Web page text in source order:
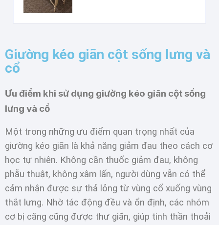
Giường kéo giãn cột sống lưng và
cổ
Ưu điểm khi sử dụng giường kéo giãn cột sống
lưng và cổ
Một trong những ưu điểm quan trọng nhất của
giường kéo giãn là khả năng giảm đau theo cách cơ
học tự nhiên. Không cần thuốc giảm đau, không
phẫu thuật, không xâm lấn, người dùng vẫn có thể
cảm nhận được sự thả lỏng từ vùng cổ xuống vùng
thắt lưng. Nhờ tác động đều và ổn định, các nhóm
cơ bị căng cũng được thư giãn, giúp tinh thần thoải